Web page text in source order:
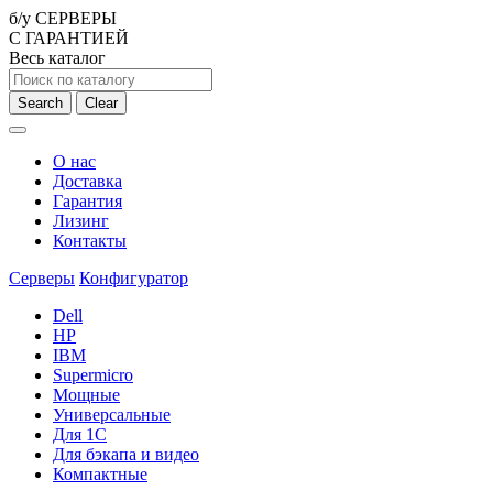
б/у СЕРВЕРЫ
С ГАРАНТИЕЙ
Весь каталог
Search Clear
О нас
Доставка
Гарантия
Лизинг
Контакты
Серверы Конфигуратор
Dell
HP
IBM
Supermicro
Мощные
Универсальные
Для 1С
Для бэкапа и видео
Компактные